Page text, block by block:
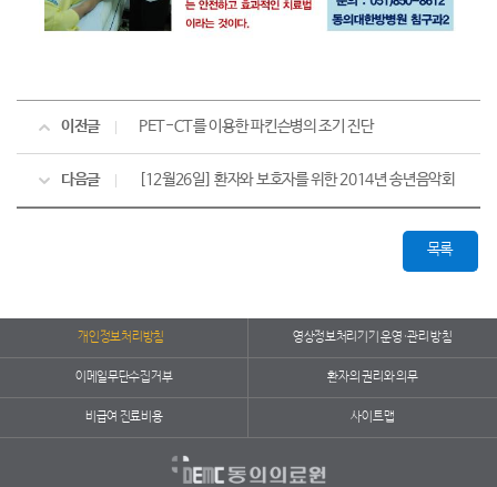
이전글 PET-CT를 이용한 파킨슨병의 조기 진단
다음글 [12월26일] 환자와 보호자를 위한 2014년 송년음악회
목록
개인정보처리방침 영상정보처리기기 운영·관리 방침
이메일무단수집거부 환자의 권리와 의무
비급여 진료비용 사이트맵